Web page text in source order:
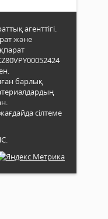
агенттігі.
және
барлық
сілтеме